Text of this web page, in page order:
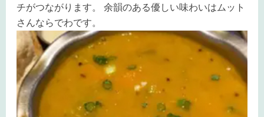
チがつながります。 余韻のある優しい味わいはムット
さんならでわです。